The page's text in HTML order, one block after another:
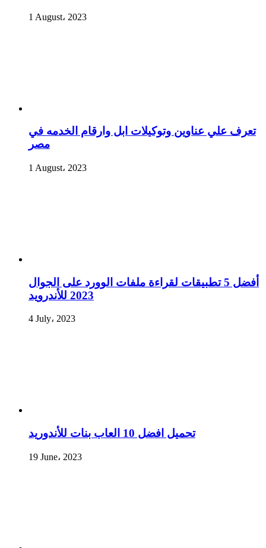
1 August، 2023
تعرف علي عناوين وتوكيلات ابل وارقام الخدمه في
مصر
1 August، 2023
أفضل 5 تطبيقات لقراءة ملفات الوورد على الجوال
2023 للأندرويد
4 July، 2023
تحميل افضل 10 العاب بنات للأندوريد
19 June، 2023